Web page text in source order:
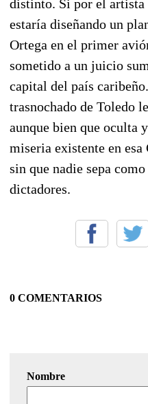
distinto. Si por el artista
estaría diseñando un
Ortega en el primer
sometido a un juicio
capital del país
trasnochado de Toledo
aunque bien que oculta
miseria existente en esa
sin que nadie sepa
dictadores.
0 COMENTARIOS
Nombre